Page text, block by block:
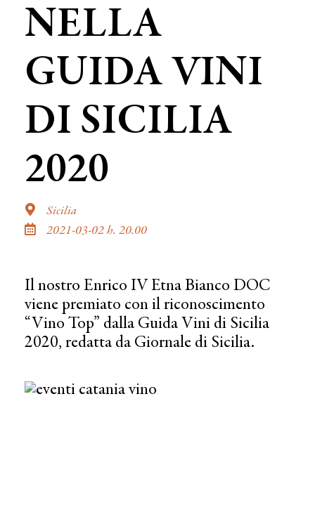
NELLA
GUIDA VINI
DI SICILIA
2020
Sicilia
2021-03-02 h. 20.00
Il nostro Enrico IV Etna Bianco DOC
viene premiato con il riconoscimento
“Vino Top” dalla Guida Vini di Sicilia
2020, redatta da Giornale di Sicilia.